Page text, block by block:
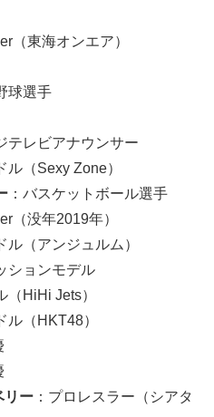
（東海オンエア）
球選手
テレビアナウンサー
ル（Sexy Zone）
：バスケットボール選手
（没年2019年）
ル（アンジュルム）
ションモデル
（HiHi Jets）
ル（HKT48）
リー ：プロレスラー（シアタ